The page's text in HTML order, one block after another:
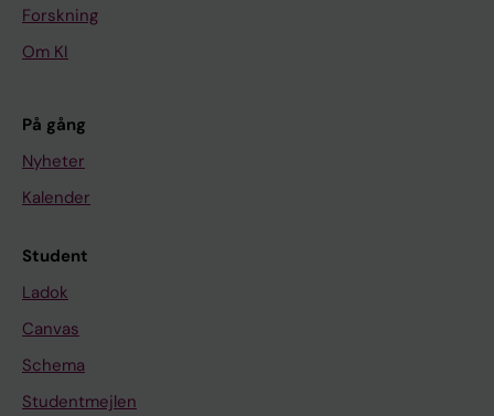
Forskning
Om KI
På gång
Nyheter
Kalender
Student
Ladok
Canvas
Schema
Studentmejlen